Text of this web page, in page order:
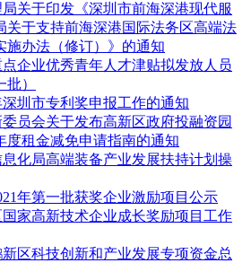
关于印发《深圳市前海深港现代服
关于支持前海深港国际法务区高端法
施办法（修订）》的通知
企业优秀青年人才津贴拟发放人员
）
深圳市专利奖申报工作的通知
员会关于发布高新区政府投融资园
度租金减免申请指南的通知
化局高端装备产业发展扶持计划操
年第一批获奖企业激励项目公示
家高新技术企业成长奖励项目工作
新区科技创新和产业发展专项资金总